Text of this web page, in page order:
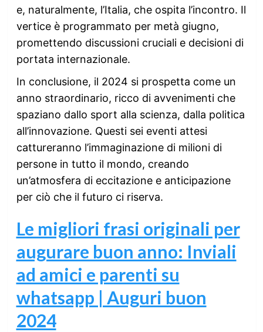
e, naturalmente, l’Italia, che ospita l’incontro. Il
vertice è programmato per metà giugno,
promettendo discussioni cruciali e decisioni di
portata internazionale.
In conclusione, il 2024 si prospetta come un
anno straordinario, ricco di avvenimenti che
spaziano dallo sport alla scienza, dalla politica
all’innovazione. Questi sei eventi attesi
cattureranno l’immaginazione di milioni di
persone in tutto il mondo, creando
un’atmosfera di eccitazione e anticipazione
per ciò che il futuro ci riserva.
Le migliori frasi originali per
augurare buon anno: Inviali
ad amici e parenti su
whatsapp | Auguri buon
2024